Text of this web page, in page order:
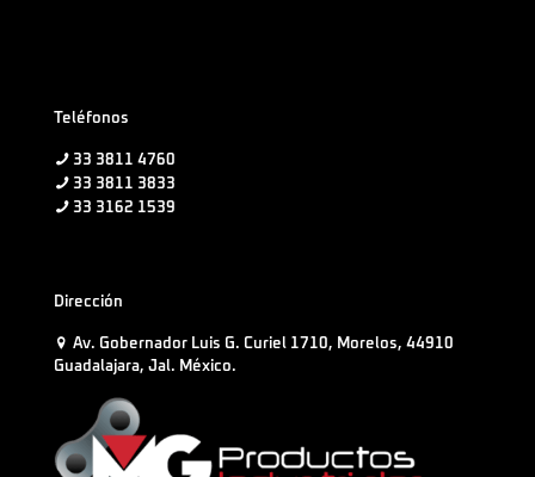
Teléfonos
33 3811 4760
33 3811 3833
33 3162 1539
Dirección
Av. Gobernador Luis G. Curiel 1710, Morelos, 44910
Guadalajara, Jal. México.